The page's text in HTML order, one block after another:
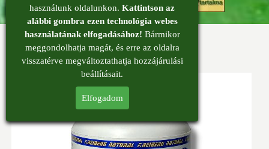
Csillagánizs kapszula
Csillagánizs kapszula
használunk oldalunkon. Kattintson az
alábbi gombra ezen technológia webes
használatának elfogadásához! Bármikor
meggondolhatja magát, és erre az oldalra
visszatérve megváltoztathatja hozzájárulási
beállításait.
Elfogadom